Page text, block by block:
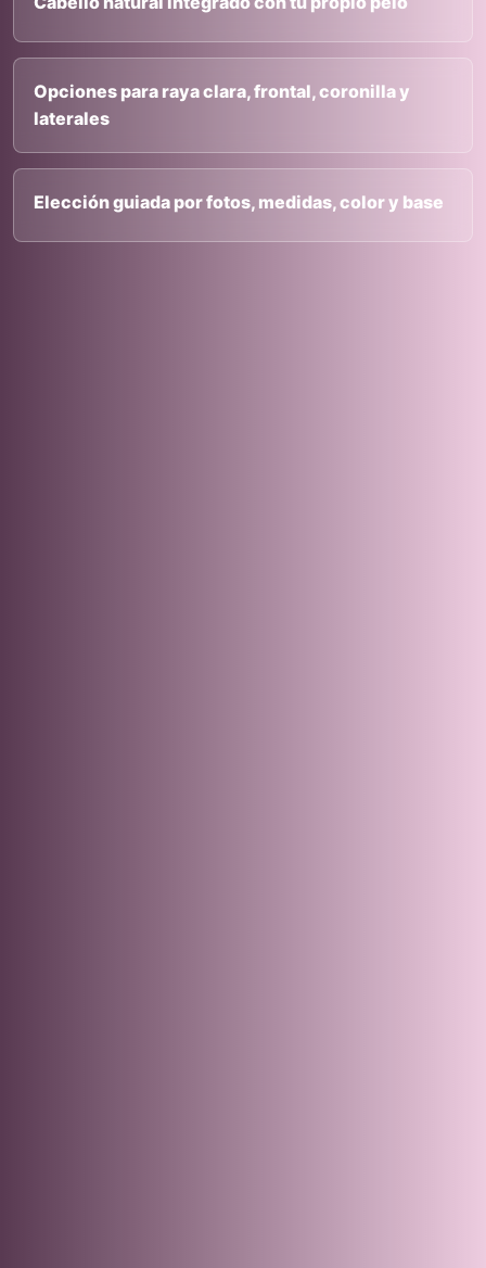
Opciones para raya clara, frontal, coronilla y
laterales
Elección guiada por fotos, medidas, color y base